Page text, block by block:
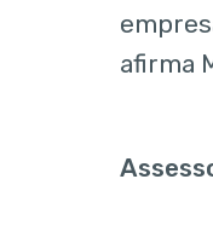
afirma